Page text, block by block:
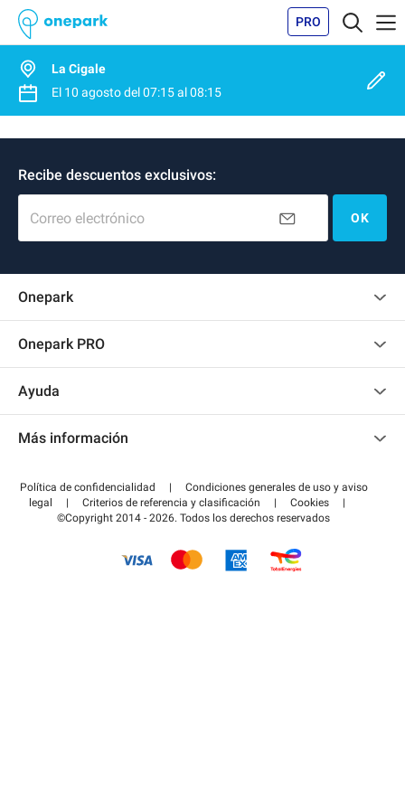
PRO
La Cigale
El 10 agostodel07:15al08:15
Recibe descuentos exclusivos:
Correo electrónico OK
Onepark
Onepark PRO
Convertirse en colaborador
Acceder a mi área de colaborador
Ayuda
Pagar el aparcamiento FLOW
Más información
Guía de estacionamiento
Política de confidencialidad |
Condiciones generales de uso y aviso
legal
| Criterios de referencia y clasificación | Cookies
|
©Copyright 2014 - 2026. Todos los derechos reservados